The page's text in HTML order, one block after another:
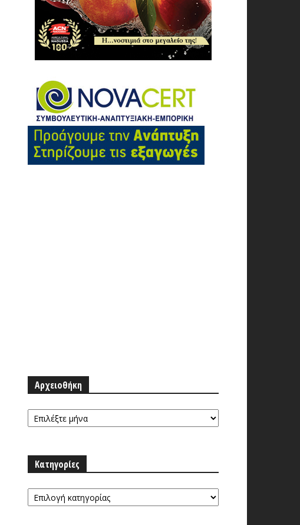
Αρχειοθήκη
Αρχειοθήκη
Κατηγορίες
Κατηγορίες